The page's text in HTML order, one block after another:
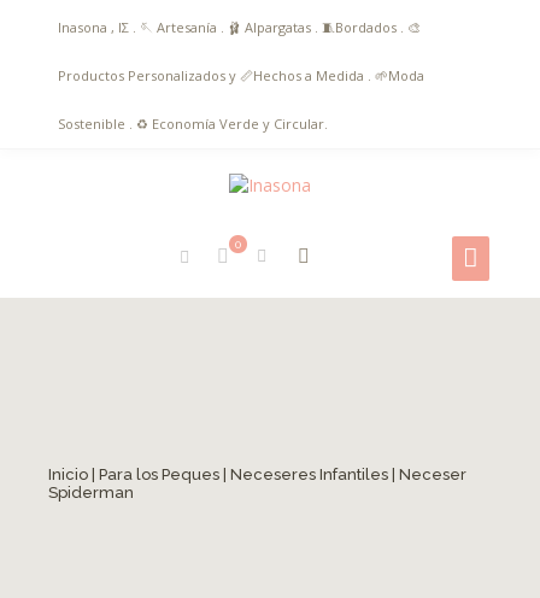
Inasona , ΙΣ . 🪡 Artesanía . 🩰 Alpargatas . 🧵Bordados . 🎨
Productos Personalizados y 📏Hechos a Medida . 🌱Moda
Sostenible . ♻️ Economía Verde y Circular.
0
Inicio Para los Peques Neceseres Infantiles | Neceser
Spiderman